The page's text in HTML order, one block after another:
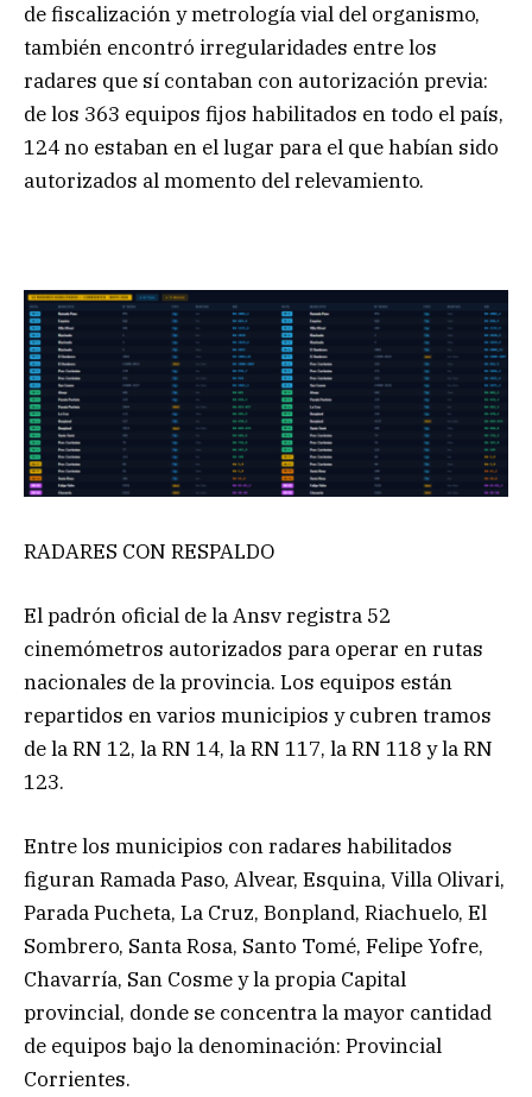
de fiscalización y metrología vial del organismo,
también encontró irregularidades entre los
radares que sí contaban con autorización previa:
de los 363 equipos fijos habilitados en todo el país,
124 no estaban en el lugar para el que habían sido
autorizados al momento del relevamiento.
RADARES CON RESPALDO
El padrón oficial de la Ansv registra 52
cinemómetros autorizados para operar en rutas
nacionales de la provincia. Los equipos están
repartidos en varios municipios y cubren tramos
de la RN 12, la RN 14, la RN 117, la RN 118 y la RN
123.
Entre los municipios con radares habilitados
figuran Ramada Paso, Alvear, Esquina, Villa Olivari,
Parada Pucheta, La Cruz, Bonpland, Riachuelo, El
Sombrero, Santa Rosa, Santo Tomé, Felipe Yofre,
Chavarría, San Cosme y la propia Capital
provincial, donde se concentra la mayor cantidad
de equipos bajo la denominación: Provincial
Corrientes.